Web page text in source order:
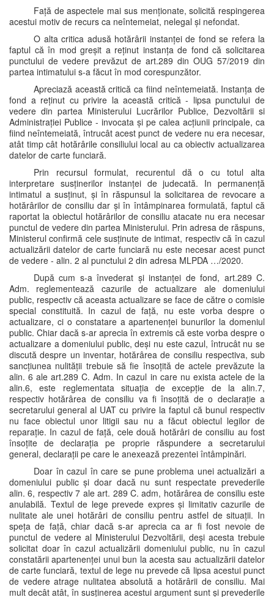
Față de aspectele mai sus menționate, solicită respingerea
acestui motiv de recurs ca neîntemeiat, nelegal și nefondat.
O alta critica adusă hotărârii instanței de fond se refera la
faptul că în mod greșit a reținut instanța de fond că solicitarea
punctului de vedere prevăzut de art.289 din OUG 57/2019 din
partea intimatului s-a făcut în mod corespunzător.
Apreciază această critică ca fiind neîntemeiată. Instanța de
fond a reținut cu privire la această critică - lipsa punctului de
vedere din partea Ministerului Lucrărilor Publice, Dezvoltării si
Administrației Publice - invocata și pe calea acțiunii principale, ca
fiind neîntemeiată, întrucât acest punct de vedere nu era necesar,
atât timp cât hotărârile consiliului local au ca obiectiv actualizarea
datelor de carte funciară.
Prin recursul formulat, recurentul dă o cu totul alta
interpretare susținerilor instanței de judecată. In permanență
intimatul a susținut, și în răspunsul la solicitarea de revocare a
hotărârilor de consiliu dar și în întâmpinarea formulată, faptul că
raportat la obiectul hotărârilor de consiliu atacate nu era necesar
punctul de vedere din partea Ministerului. Prin adresa de răspuns,
Ministerul confirmă cele susținute de intimat, respectiv că în cazul
actualizării datelor de carte funciară nu este necesar acest punct
de vedere - alin. 2 al punctului 2 din adresa MLPDA …/2020.
După cum s-a învederat și instanței de fond, art.289 C.
Adm. reglementează cazurile de actualizare ale domeniului
public, respectiv că aceasta actualizare se face de către o comisie
special constituită. In cazul de față, nu este vorba despre o
actualizare, ci o constatare a apartenenței bunurilor la domeniul
public. Chiar dacă s-ar aprecia în extremis că este vorba despre o
actualizare a domeniului public, deși nu este cazul, întrucât nu se
discută despre un inventar, hotărârea de consiliu respectiva, sub
sancțiunea nulității trebuie să fie însoțită de actele prevăzute la
alin. 6 ale art.289 C. Adm. In cazul in care nu exista actele de la
alin.6, este reglementata situația de excepție de la alin.7,
respectiv hotărârea de consiliu va fi însoțită de o declarație a
secretarului general al UAT cu privire la faptul că bunul respectiv
nu face obiectul unor litigii sau nu a făcut obiectul legilor de
reparație. In cazul de față, cele două hotărâri de consiliu au fost
însoțite de declarația pe proprie răspundere a secretarului
general, declarații pe care le anexează prezentei întâmpinări.
Doar în cazul în care se pune problema unei actualizări a
domeniului public și doar dacă nu sunt respectate prevederile
alin. 6, respectiv 7 ale art. 289 C. adm, hotărârea de consiliu este
anulabilă. Textul de lege prevede expres și limitativ cazurile de
nulitate ale unei hotărâri de consiliu pentru astfel de situații. In
speța de față, chiar dacă s-ar aprecia ca ar fi fost nevoie de
punctul de vedere al Ministerului Dezvoltării, deși acesta trebuie
solicitat doar în cazul actualizării domeniului public, nu în cazul
constatării apartenenței unui bun la acesta sau actualizării datelor
de carte funciară, textul de lege nu prevede că lipsa acestui punct
de vedere atrage nulitatea absolută a hotărârii de consiliu. Mai
mult decât atât, în susținerea acestui argument sunt și prevederile